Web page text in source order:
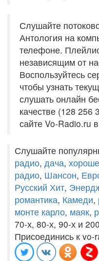
Слушайте
Антология на
телефоне.
независящим от
Воспользуйтесь
чтобы узнать
слушать онлайн
качестве (128 256
сайте Vo-Radio.ru
Слушайте
радио, дача,
радио, Шансон,
Русский Хит,
романтика, Камеди,
монте карло, маяк,
70-х, 80-х, 90-х и
Присоединись к vo-